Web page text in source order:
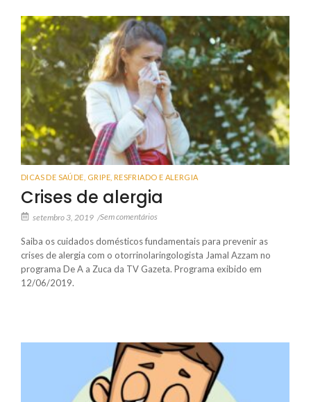
DICAS DE SAÚDE GRIPE, RESFRIADO E ALERGIA
Crises de alergia
setembro 3, 2019 /Sem comentários
Saiba os cuidados domésticos fundamentais para prevenir as
crises de alergia com o otorrinolaringologista Jamal Azzam no
programa De A a Zuca da TV Gazeta. Programa exibido em
12/06/2019.